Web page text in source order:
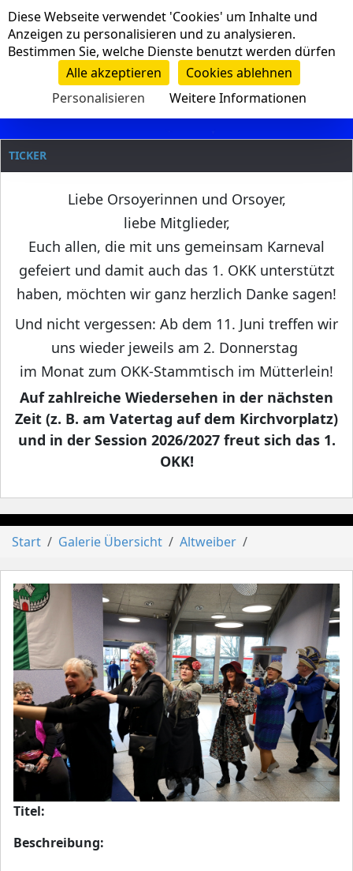
Navigation
Clanname
TICKER
Liebe Orsoyerinnen und Orsoyer,
liebe Mitglieder,
Euch allen, die mit uns gemeinsam Karneval
gefeiert und damit auch das 1. OKK unterstützt
haben, möchten wir ganz herzlich Danke sagen!
Und nicht vergessen: Ab dem 11. Juni treffen wir
uns wieder jeweils am 2. Donnerstag
im Monat zum OKK-Stammtisch im Mütterlein!
Auf zahlreiche Wiedersehen in der nächsten
Zeit (z. B. am Vatertag auf dem Kirchvorplatz)
und in der Session 2026/2027 freut sich das 1.
OKK!
Start Galerie Übersicht Altweiber
Titel:
Beschreibung:
Cookie-Einstellungen
Diese Webseite verwendet 'Cookies' um Inhalte und
Anzeigen zu personalisieren und zu analysieren.
Bestimmen Sie, welche Dienste benutzt werden dürfen
Alle akzeptieren
Cookies ablehnen
Personalisieren
Weitere Informationen